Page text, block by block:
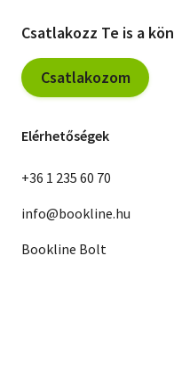
Csatlakozz Te is a
Csatlakozom
Elérhetőségek
+36 1 235 60 70
info@bookline.hu
Bookline Bolt